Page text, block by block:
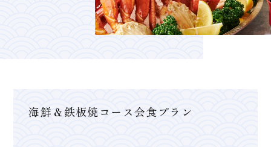
海鮮＆鉄板焼コース会食プラン